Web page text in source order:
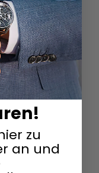
zu
an und